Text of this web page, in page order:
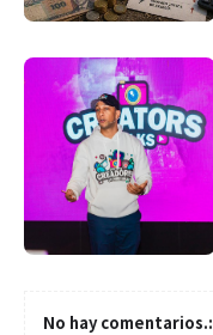
No hay comentarios.: